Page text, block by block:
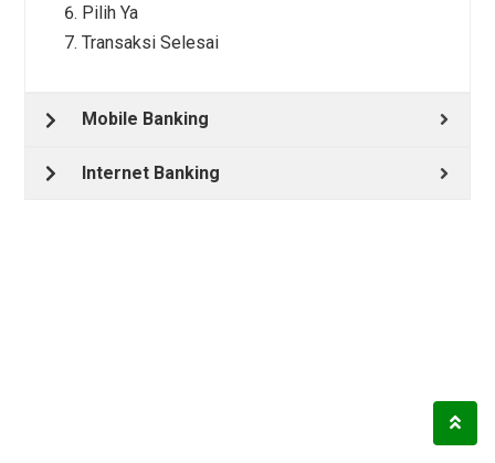
Pilih Ya
Transaksi Selesai
Mobile Banking
Internet Banking